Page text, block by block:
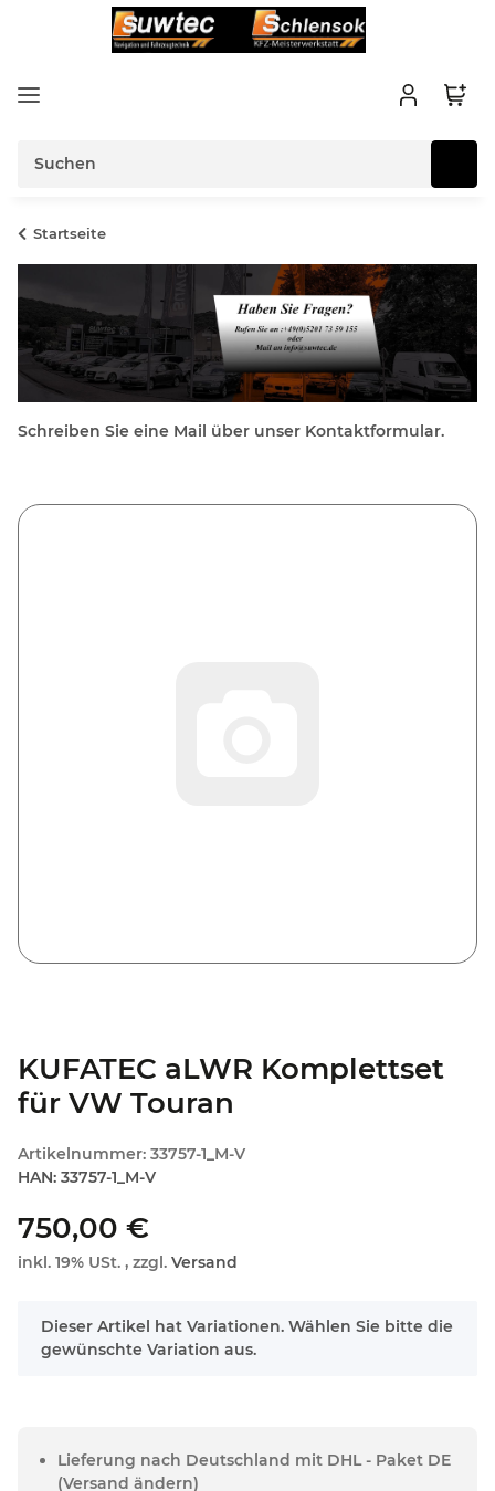
Startseite
Schreiben Sie eine Mail über unser Kontaktformular.
KUFATEC aLWR Komplettset
für VW Touran
Artikelnummer: 33757-1_M-V
HAN: 33757-1_M-V
750,00 €
inkl. 19% USt. , zzgl. Versand
x
Dieser Artikel hat Variationen. Wählen Sie bitte die
gewünschte Variation aus.
Lieferung nach Deutschland mit DHL - Paket DE
(Versand ändern)